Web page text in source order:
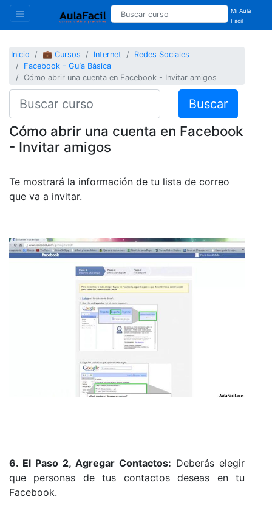
Mi Aula
Facil
Inicio 💼 Cursos Internet
Redes Sociales
Facebook - Guía Básica
Cómo abrir una cuenta en Facebook - Invitar amigos
Buscar
Cómo abrir una cuenta en Facebook
- Invitar amigos
Te mostrará la información de tu lista de correo
que va a invitar.
6. El Paso 2, Agregar Contactos: Deberás elegir
que personas de tus contactos deseas en tu
Facebook.